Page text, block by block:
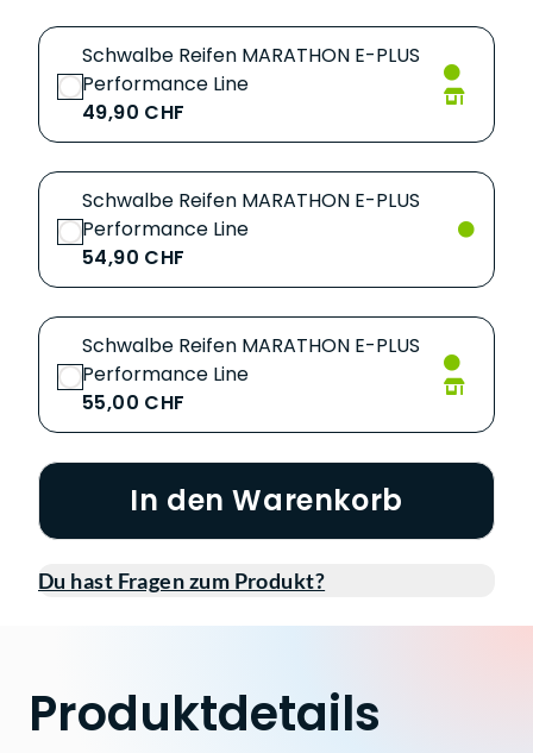
Schwalbe Reifen MARATHON E-PLUS
Performance Line
49,90 CHF
Schwalbe Reifen MARATHON E-PLUS
Performance Line
54,90 CHF
Schwalbe Reifen MARATHON E-PLUS
Performance Line
55,00 CHF
In den Warenkorb
Du hast Fragen zum Produkt?
Produktdetails